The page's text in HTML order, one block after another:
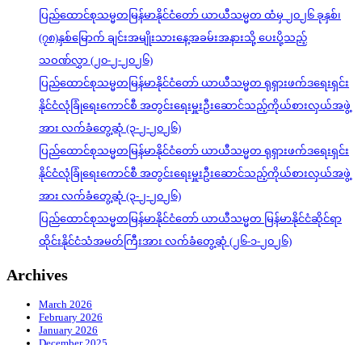
ပြည်ထောင်စုသမ္မတမြန်မာနိုင်ငံတော် ယာယီသမ္မတ ထံမှ ၂၀၂၆ ခုနှစ်၊
(၇၈)နှစ်မြောက် ချင်းအမျိုးသားနေ့အခမ်းအနားသို့ ပေးပို့သည့်
သဝဏ်လွှာ (၂၀-၂-၂၀၂၆)
ပြည်ထောင်စုသမ္မတမြန်မာနိုင်ငံတော် ယာယီသမ္မတ ရုရှားဖက်ဒရေးရှင်း
နိုင်ငံလုံခြုံရေးကောင်စီ အတွင်းရေးမှူးဦးဆောင်သည့်ကိုယ်စားလှယ်အဖွဲ့
အား လက်ခံတွေ့ဆုံ (၃-၂-၂၀၂၆)
ပြည်ထောင်စုသမ္မတမြန်မာနိုင်ငံတော် ယာယီသမ္မတ ရုရှားဖက်ဒရေးရှင်း
နိုင်ငံလုံခြုံရေးကောင်စီ အတွင်းရေးမှူးဦးဆောင်သည့်ကိုယ်စားလှယ်အဖွဲ့
အား လက်ခံတွေ့ဆုံ (၃-၂-၂၀၂၆)
ပြည်ထောင်စုသမ္မတမြန်မာနိုင်ငံတော် ယာယီသမ္မတ မြန်မာနိုင်ငံဆိုင်ရာ
ထိုင်းနိုင်ငံသံအမတ်ကြီးအား လက်ခံတွေ့ဆုံ (၂၆-၁-၂၀၂၆)
Archives
March 2026
February 2026
January 2026